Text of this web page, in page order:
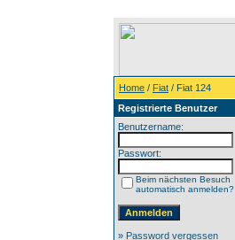
Home / Fiat / Fiat 124
Registrierte Benutzer
Benutzername:
Passwort:
Beim nächsten Besuch
automatisch anmelden?
» Password vergessen